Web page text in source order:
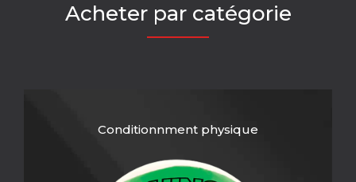
Acheter par catégorie
Conditionnment physique